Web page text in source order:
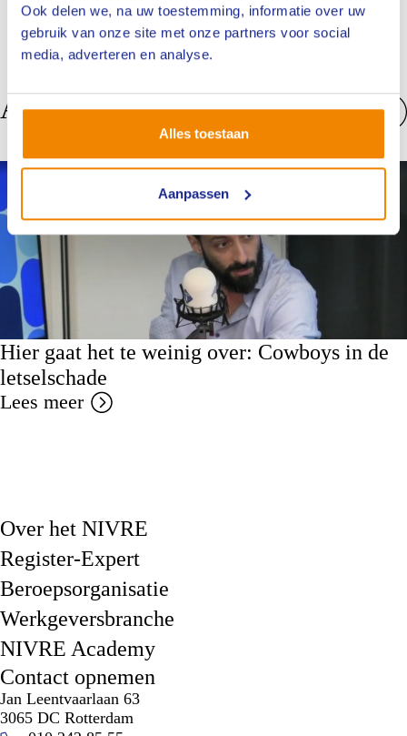
Ook delen we, na uw toestemming, informatie over uw
gebruik van onze site met onze partners voor social
media, adverteren en analyse.
Alles toestaan
Aanpassen
Anderen bekeken ook
Hier gaat het te weinig over: Cowboys in de
letselschade
Lees meer
Over het NIVRE
Register-Expert
Beroepsorganisatie
Werkgeversbranche
NIVRE Academy
Contact opnemen
Jan Leentvaarlaan 63
3065 DC Rotterdam